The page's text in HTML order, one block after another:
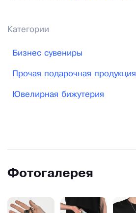
Категории
Бизнес сувениры
Прочая подарочная продукция
Ювелирная бижутерия
Фотогалерея